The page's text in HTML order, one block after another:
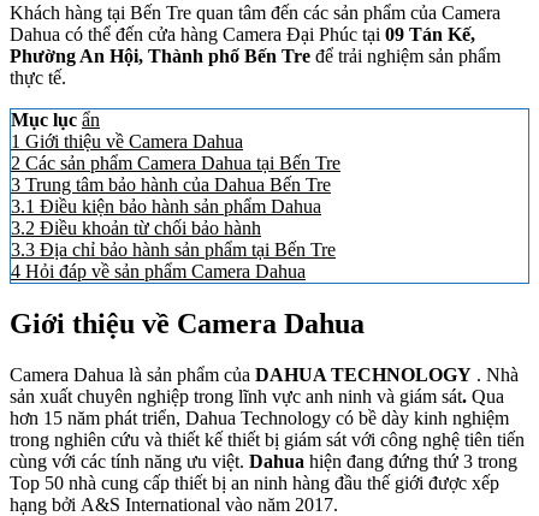
Khách hàng tại Bến Tre quan tâm đến các sản phẩm của Camera
Dahua có thể đến cửa hàng Camera Đại Phúc tại 09 Tán Kế,
Phường An Hội, Thành phố Bến Tre để trải nghiệm sản phẩm
thực tế.
Mục lục ẩn
1 Giới thiệu về Camera Dahua
2 Các sản phẩm Camera Dahua tại Bến Tre
3 Trung tâm bảo hành của Dahua Bến Tre
3.1 Điều kiện bảo hành sản phẩm Dahua
3.2 Điều khoản từ chối bảo hành
3.3 Địa chỉ bảo hành sản phẩm tại Bến Tre
4 Hỏi đáp về sản phẩm Camera Dahua
Giới thiệu về Camera Dahua
Camera Dahua là sản phẩm của DAHUA TECHNOLOGY . Nhà
sản xuất chuyên nghiệp trong lĩnh vực anh ninh và giám sát. Qua
hơn 15 năm phát triển, Dahua Technology có bề dày kinh nghiệm
trong nghiên cứu và thiết kế thiết bị giám sát với công nghệ tiên tiến
cùng với các tính năng ưu việt. Dahua hiện đang đứng thứ 3 trong
Top 50 nhà cung cấp thiết bị an ninh hàng đầu thế giới được xếp
hạng bởi A&S International vào năm 2017.